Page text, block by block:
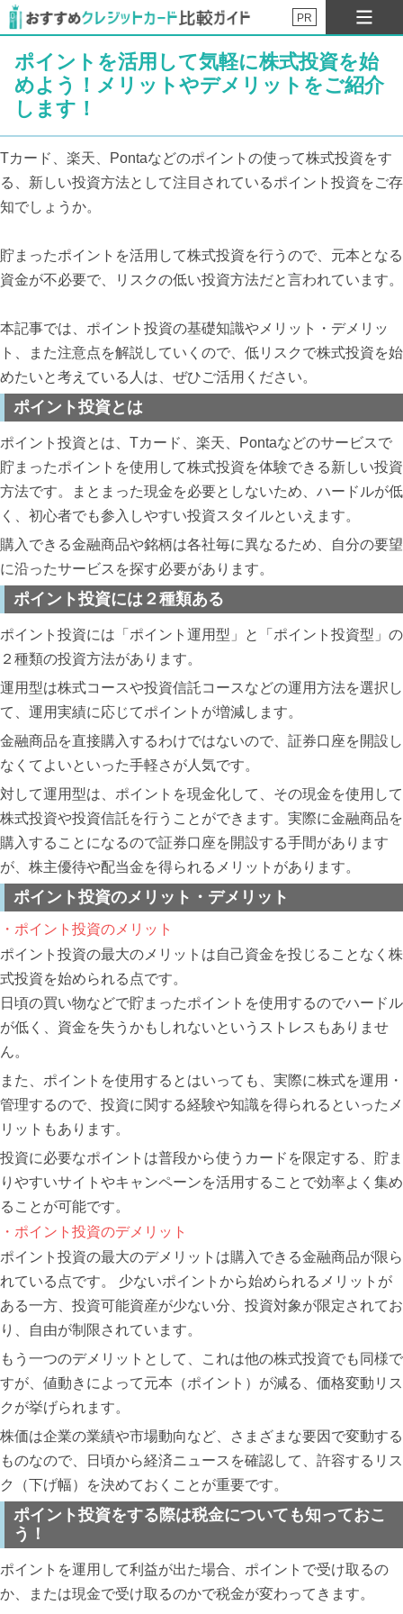
PR
ポイントを活用して気軽に株式投資を始
めよう！メリットやデメリットをご紹介
します！
Tカード、楽天、Pontaなどのポイントの使って株式投資をす
る、新しい投資方法として注目されているポイント投資をご存
知でしょうか。
貯まったポイントを活用して株式投資を行うので、元本となる
資金が不必要で、リスクの低い投資方法だと言われています。
本記事では、ポイント投資の基礎知識やメリット・デメリッ
ト、また注意点を解説していくので、低リスクで株式投資を始
めたいと考えている人は、ぜひご活用ください。
ポイント投資とは
ポイント投資とは、Tカード、楽天、Pontaなどのサービスで
貯まったポイントを使用して株式投資を体験できる新しい投資
方法です。まとまった現金を必要としないため、ハードルが低
く、初心者でも参入しやすい投資スタイルといえます。
購入できる金融商品や銘柄は各社毎に異なるため、自分の要望
に沿ったサービスを探す必要があります。
ポイント投資には２種類ある
ポイント投資には「ポイント運用型」と「ポイント投資型」の
２種類の投資方法があります。
運用型は株式コースや投資信託コースなどの運用方法を選択し
て、運用実績に応じてポイントが増減します。
金融商品を直接購入するわけではないので、証券口座を開設し
なくてよいといった手軽さが人気です。
対して運用型は、ポイントを現金化して、その現金を使用して
株式投資や投資信託を行うことができます。実際に金融商品を
購入することになるので証券口座を開設する手間があります
が、株主優待や配当金を得られるメリットがあります。
ポイント投資のメリット・デメリット
・ポイント投資のメリット
ポイント投資の最大のメリットは自己資金を投じることなく株
式投資を始められる点です。
日頃の買い物などで貯まったポイントを使用するのでハードル
が低く、資金を失うかもしれないというストレスもありませ
ん。
また、ポイントを使用するとはいっても、実際に株式を運用・
管理するので、投資に関する経験や知識を得られるといったメ
リットもあります。
投資に必要なポイントは普段から使うカードを限定する、貯ま
りやすいサイトやキャンペーンを活用することで効率よく集め
ることが可能です。
・ポイント投資のデメリット
ポイント投資の最大のデメリットは購入できる金融商品が限ら
れている点です。 少ないポイントから始められるメリットが
ある一方、投資可能資産が少ない分、投資対象が限定されてお
り、自由が制限されています。
もう一つのデメリットとして、これは他の株式投資でも同様で
すが、値動きによって元本（ポイント）が減る、価格変動リス
クが挙げられます。
株価は企業の業績や市場動向など、さまざまな要因で変動する
ものなので、日頃から経済ニュースを確認して、許容するリス
ク（下げ幅）を決めておくことが重要です。
ポイント投資をする際は税金についても知っておこ
う！
ポイントを運用して利益が出た場合、ポイントで受け取るの
か、または現金で受け取るのかで税金が変わってきます。